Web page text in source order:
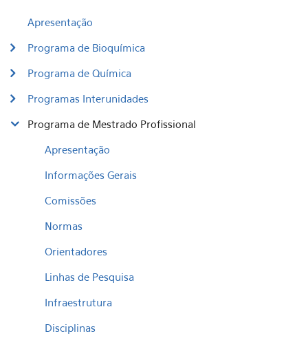
Apresentação
Programa de Bioquímica
Programa de Química
Programas Interunidades
Programa de Mestrado Profissional
Apresentação
Informações Gerais
Comissões
Normas
Orientadores
Linhas de Pesquisa
Infraestrutura
Disciplinas